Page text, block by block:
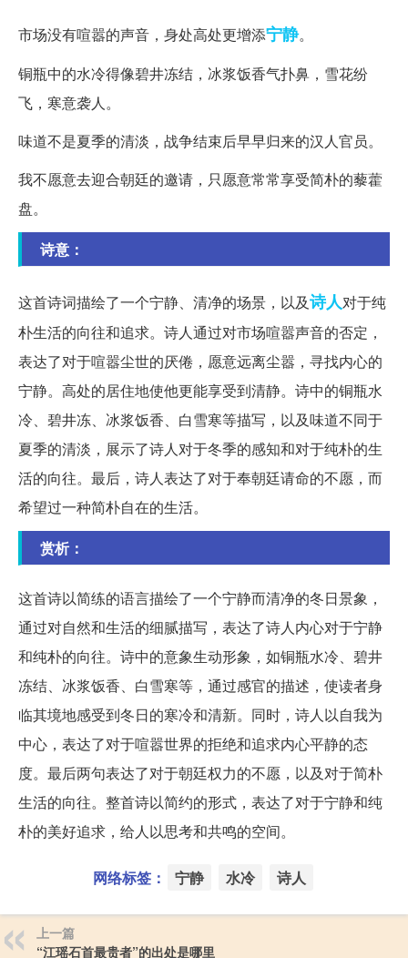
市场没有喧嚣的声音，身处高处更增添宁静。
铜瓶中的水冷得像碧井冻结，冰浆饭香气扑鼻，雪花纷
飞，寒意袭人。
味道不是夏季的清淡，战争结束后早早归来的汉人官员。
我不愿意去迎合朝廷的邀请，只愿意常常享受简朴的藜藿
盘。
诗意：
这首诗词描绘了一个宁静、清净的场景，以及诗人对于纯
朴生活的向往和追求。诗人通过对市场喧嚣声音的否定，
表达了对于喧嚣尘世的厌倦，愿意远离尘嚣，寻找内心的
宁静。高处的居住地使他更能享受到清静。诗中的铜瓶水
冷、碧井冻、冰浆饭香、白雪寒等描写，以及味道不同于
夏季的清淡，展示了诗人对于冬季的感知和对于纯朴的生
活的向往。最后，诗人表达了对于奉朝廷请命的不愿，而
希望过一种简朴自在的生活。
赏析：
这首诗以简练的语言描绘了一个宁静而清净的冬日景象，
通过对自然和生活的细腻描写，表达了诗人内心对于宁静
和纯朴的向往。诗中的意象生动形象，如铜瓶水冷、碧井
冻结、冰浆饭香、白雪寒等，通过感官的描述，使读者身
临其境地感受到冬日的寒冷和清新。同时，诗人以自我为
中心，表达了对于喧嚣世界的拒绝和追求内心平静的态
度。最后两句表达了对于朝廷权力的不愿，以及对于简朴
生活的向往。整首诗以简约的形式，表达了对于宁静和纯
朴的美好追求，给人以思考和共鸣的空间。
网络标签： 宁静 水冷 诗人
上一篇
“江瑶石首最贵者”的出处是哪里